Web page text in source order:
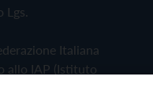
Lgs.
Italiana
allo IAP (Istituto